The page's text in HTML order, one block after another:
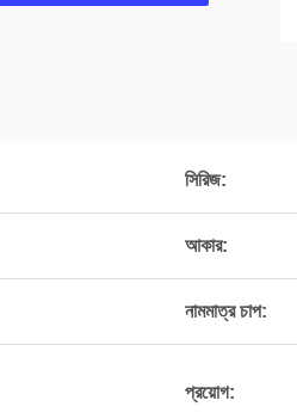
সিরিজ:
আকার:
নামমাত্র চাপ:
প্রয়োগ: